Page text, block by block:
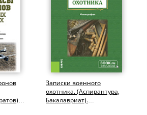
Записки военного
охотника. (Аспирантура,
Бакалавриат).